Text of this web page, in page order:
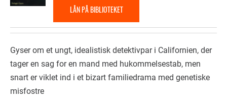
LÅN PÅ BIBLIOTEKET
Gyser om et ungt, idealistisk detektivpar i Californien, der
tager en sag for en mand med hukommelsestab, men
snart er viklet ind i et bizart familiedrama med genetiske
misfostre